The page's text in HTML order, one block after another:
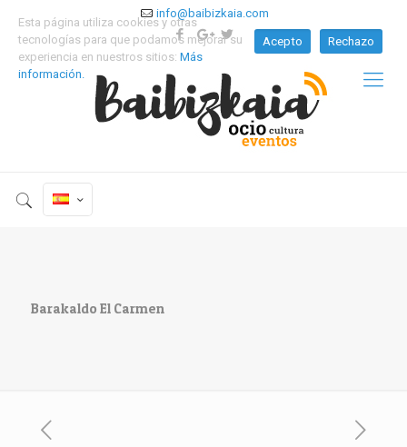
info@baibizkaia.com
Barakaldo El Carmen
Esta página utiliza cookies y otras
tecnologías para que podamos mejorar su
experiencia en nuestros sitios: Más
información.
Acepto Rechazo